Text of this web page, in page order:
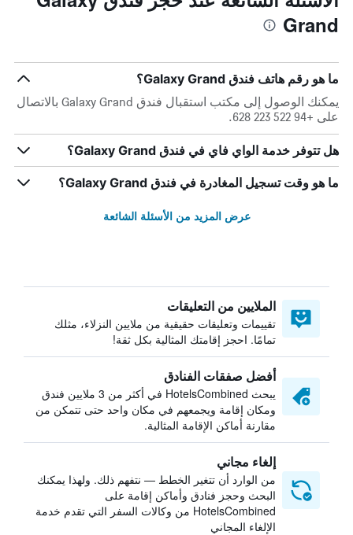
Grand
ما هو رقم هاتف فندق Galaxy Grand؟
يمكنك الوصول إلى مكتب استقبال فندق Galaxy Grand بالاتصال
على +94 522 223 628.
هل تتوفر خدمة الواي فاي في فندق Galaxy Grand؟
ما هو وقت تسجيل المغادرة في فندق Galaxy Grand؟
عرض المزيد من الأسئلة الشائعة
الملايين من التعليقات
تقييمات وتعليقات حقيقية من ملايين النزلاء، مثلك
تمامًا. احجز إقامتك المثالية بكل ثقة!
أفضل صفقات الفنادق
يبحث HotelsCombined في أكثر من 3 ملايين فندق
ومكان إقامة ويجمعهم في مكان واحد حتى تتمكن من
مقارنة أماكن الإقامة المثالية.
إلغاء مجاني
من الوارد أن تتغير الخطط — نتفهم ذلك. ولهذا يمكنك
البحث وحجز فنادق وأماكن إقامة على
HotelsCombined من وكالات السفر التي تقدم خدمة
الإلغاء المجاني